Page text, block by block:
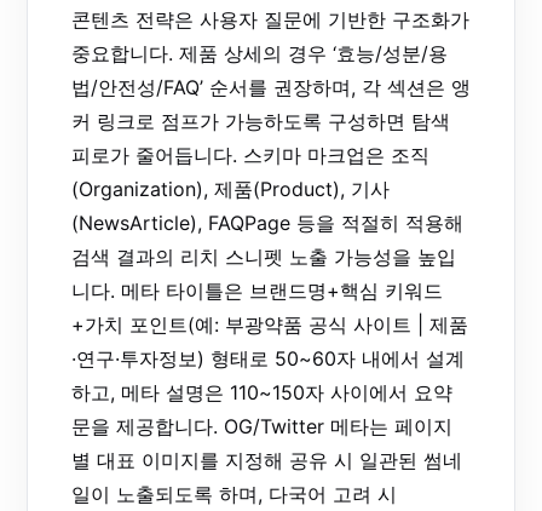
콘텐츠 전략은 사용자 질문에 기반한 구조화가
중요합니다. 제품 상세의 경우 ‘효능/성분/용
법/안전성/FAQ’ 순서를 권장하며, 각 섹션은 앵
커 링크로 점프가 가능하도록 구성하면 탐색
피로가 줄어듭니다. 스키마 마크업은 조직
(Organization), 제품(Product), 기사
(NewsArticle), FAQPage 등을 적절히 적용해
검색 결과의 리치 스니펫 노출 가능성을 높입
니다. 메타 타이틀은 브랜드명+핵심 키워드
+가치 포인트(예: 부광약품 공식 사이트 | 제품
·연구·투자정보) 형태로 50~60자 내에서 설계
하고, 메타 설명은 110~150자 사이에서 요약
문을 제공합니다. OG/Twitter 메타는 페이지
별 대표 이미지를 지정해 공유 시 일관된 썸네
일이 노출되도록 하며, 다국어 고려 시